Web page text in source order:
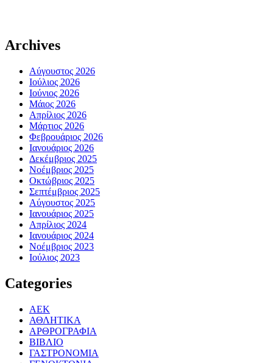
Archives
Αύγουστος 2026
Ιούλιος 2026
Ιούνιος 2026
Μάιος 2026
Απρίλιος 2026
Μάρτιος 2026
Φεβρουάριος 2026
Ιανουάριος 2026
Δεκέμβριος 2025
Νοέμβριος 2025
Οκτώβριος 2025
Σεπτέμβριος 2025
Αύγουστος 2025
Ιανουάριος 2025
Απρίλιος 2024
Ιανουάριος 2024
Νοέμβριος 2023
Ιούλιος 2023
Categories
ΑΕΚ
ΑΘΛΗΤΙΚΑ
ΑΡΘΡΟΓΡΑΦΙΑ
ΒΙΒΛΙΟ
ΓΑΣΤΡΟΝΟΜΙΑ